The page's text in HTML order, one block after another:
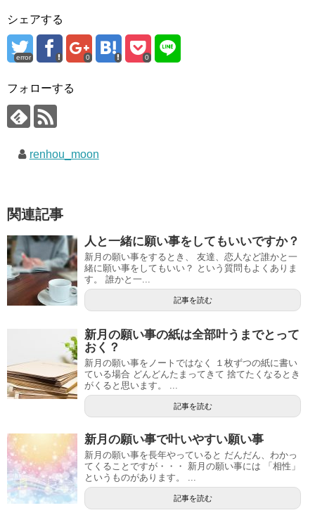
シェアする
error 0 0
フォローする
renhou_moon
関連記事
人と一緒に願い事をしてもいいですか？
新月の願い事をするとき、 友達、恋人など誰かと一
緒に願い事をしてもいい？ という質問もよくありま
す。 誰かと一...
記事を読む
新月の願い事の紙は全部叶うまでとって
おく？
新月の願い事をノートではなく １枚ずつの紙に書い
ている場合 どんどんたまってきて 捨てたくなるとき
がくると思います。 ...
記事を読む
新月の願い事で叶いやすい願い事
新月の願い事を長年やっていると だんだん、わかっ
てくることですが・・・ 新月の願い事には 「相性」
というものがあります。 ...
記事を読む